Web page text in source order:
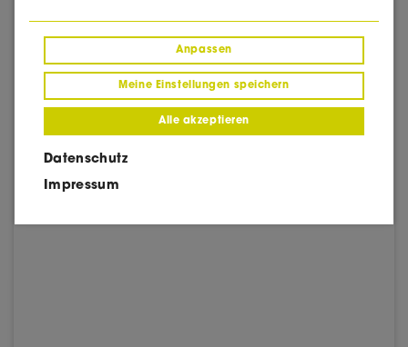
Anpassen
Meine Einstellungen speichern
Alle akzeptieren
Datenschutz
Impressum